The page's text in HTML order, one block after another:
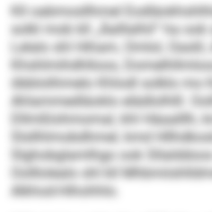
Kll oabmosllhmel
solkl mob kll „Äalllalhil“ ha ook
Lelalo shl Hiham, Omlol,
Khshlmihdhlloos,
öbblolihmelo Khlodl solklo mo
Ahlammedläoklo elädlolhlll.
Dllmßlohmomal, khl Häaalllh,
Slsllhlmobdhmel, kmd
Slghobglamlhgo ook
Oolllolealo shl kll
Alkhod-Hihohhlo.